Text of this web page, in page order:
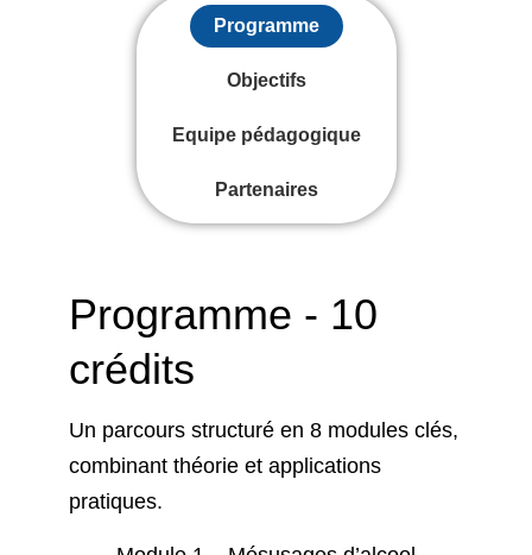
Programme
Objectifs
Equipe pédagogique
Partenaires
Programme - 10
crédits
Un parcours structuré en8 modules clés,
combinant théorie et applications
pratiques.